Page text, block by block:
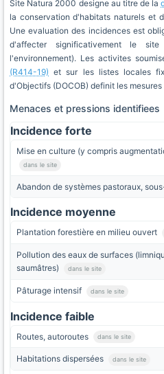
Site Natura 2000 designe au titre de la
la conservation d'habitats naturels et
Une evaluation des incidences est
d'affecter significativement le
l'environnement). Les activites
(R414-19) et sur les listes locales
d'Objectifs (DOCOB) definit les
Menaces et pressions identifiees
Incidence forte
Mise en culture (y compris
dans le site
Abandon de systèmes pastoraux,
Incidence moyenne
Plantation forestière en milieu ouvert
Pollution des eaux de surfaces
saumâtres)
dans le site
Pâturage intensif dans le site
Incidence faible
Routes, autoroutes dans le site
Habitations dispersées dans le site